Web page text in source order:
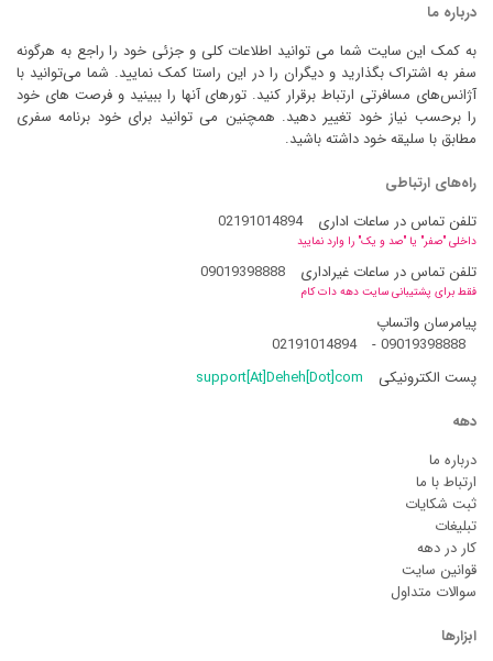
درباره ما
به کمک این سایت شما می توانید اطلاعات کلی و جزئی خود را راجع به هرگونه
سفر به اشتراک بگذارید و دیگران را در این راستا کمک نمایید. شما می‌توانید با
آژانس‌های مسافرتی ارتباط برقرار کنید. تورهای آنها را ببینید و فرصت های خود
را برحسب نیاز خود تغییر دهید. همچنین می توانید برای خود برنامه سفری
مطابق با سلیقه خود داشته باشید.
راه‌های ارتباطی
تلفن تماس در ساعات اداری
02191014894
داخلی "صفر" یا "صد و یک" را وارد نمایید
تلفن تماس در ساعات غیراداری 09019398888
فقط برای پشتیبانی سایت دهه دات کام
پیامرسان واتساپ
09019398888
-
02191014894
پست الکترونیکی
support[At]Deheh[Dot]com
دهه
درباره ما
ارتباط با ما
ثبت شکایات
تبلیغات
کار در دهه
قوانین سایت
سوالات متداول
ابزارها